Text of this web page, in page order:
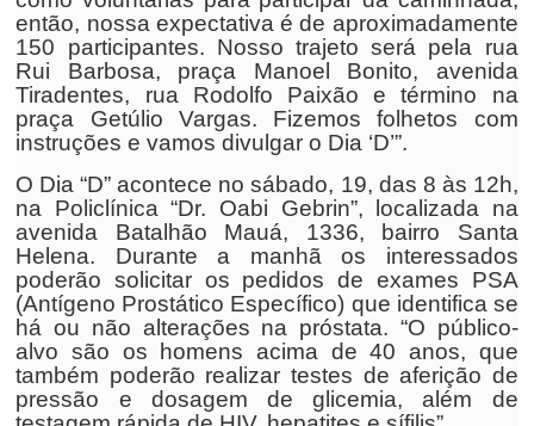
então, nossa expectativa é de aproximadamente
150 participantes. Nosso trajeto será pela rua
Rui Barbosa, praça Manoel Bonito, avenida
Tiradentes, rua Rodolfo Paixão e término na
praça Getúlio Vargas. Fizemos folhetos com
instruções e vamos divulgar o Dia ‘D’”.
O Dia “D” acontece no sábado, 19, das 8 às 12h,
na Policlínica “Dr. Oabi Gebrin”, localizada na
avenida Batalhão Mauá, 1336, bairro Santa
Helena. Durante a manhã os interessados
poderão solicitar os pedidos de exames PSA
(Antígeno Prostático Específico) que identifica se
há ou não alterações na próstata. “O público-
alvo são os homens acima de 40 anos, que
também poderão realizar testes de aferição de
pressão e dosagem de glicemia, além de